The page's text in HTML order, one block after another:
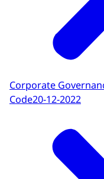
Corporate
Code20-12-2022